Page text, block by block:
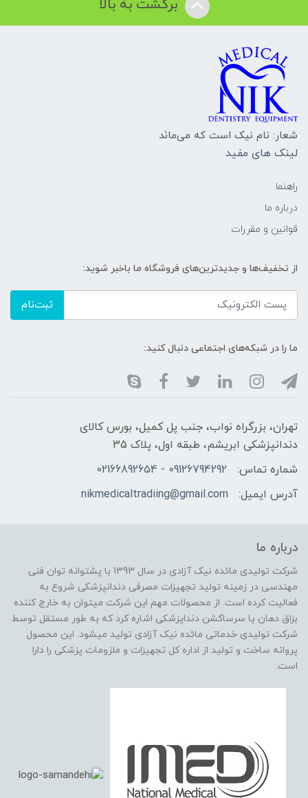
برگشت به بالا
شعار: نام نیک است که می‌مانَد
لینک های مفید
راهنما
درباره ما
قوانین و مقررات
از تخفیف‌ها و جدیدترین‌های فروشگاه ما باخبر شوید:
ثبت‌نام
ما را در شبکه‌های اجتماعی دنبال کنید:
تهران، بزرگراه نواب، جنب پل کمیل، بورس کالای
دندانپزشکی ابریشم، طبقه اول، پلاک 35
شماره تماس:
09126794292 - 02166892654
آدرس ایمیل:
nikmedicaltradiing@gmail.com
درباره ما
شرکت تولیدی مائده نیک آزادی در سال 1393 با پشتوانه توان فنی
مهندسی در زمینه تولید تجهیزات مصرفی دندانپزشکی شروع به
فعالیت کرده است. از محصولات مهم این شرکت میتوان به خارج کننده
بزاق دهان یا سرساکشن دنداپزشکی اشاره کرد که به طور مستقل توسط
شرکت تولیدی خدماتی مائده نیک آزادی تولید میشود. این محصول
پروانه ساخت و تولید از اداره کل تجهیزات و ملزومات پزشکی را دارا
است.